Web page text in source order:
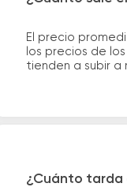
El precio
los precios de
tienden a subir
¿Cuánto tarda